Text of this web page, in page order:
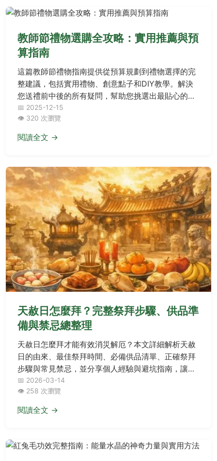
教師節禮物選購全攻略：實用推薦與預
算指南
這篇教師節禮物指南提供從預算規劃到禮物選擇的完
整建議，包括實用禮物、創意點子和DIY教學。解決
您送禮前中後的所有疑問，幫助您挑選出最貼心的教
師節禮物。文章還包含常見問答和實用表格，讓您輕
鬆找到適合的選擇。
📅 2025-12-15
👁️ 320 次瀏覽
閱讀全文 →
天赦日怎麼拜？完整祭拜步驟、供品準
備與禁忌總整理
天赦日怎麼拜才能有效消災解厄？本文詳細解析天赦
日的由來、最佳祭拜時間、必備供品清單、正確祭拜
步驟與常見禁忌，並分享個人經驗與避坑指南，讓你
一次掌握所有實用細節，順利完成祭拜儀式。
📅 2026-03-14
👁️ 258 次瀏覽
閱讀全文 →